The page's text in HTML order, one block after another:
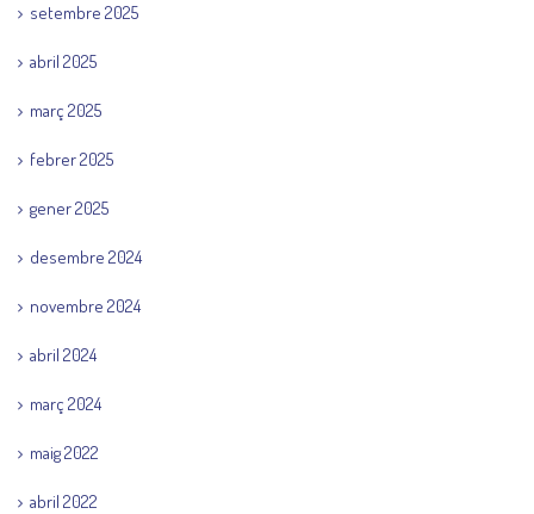
setembre 2025
abril 2025
març 2025
febrer 2025
gener 2025
desembre 2024
novembre 2024
abril 2024
març 2024
maig 2022
abril 2022